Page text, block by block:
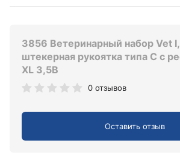
3856 Ветеринарный набор Vet I,
штекерная рукоятка типа C с
XL 3,5В
0 отзывов
Оставить отзыв